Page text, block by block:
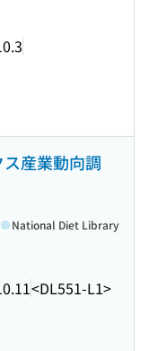
産業動向調
<DL551-L1>
National Diet Library